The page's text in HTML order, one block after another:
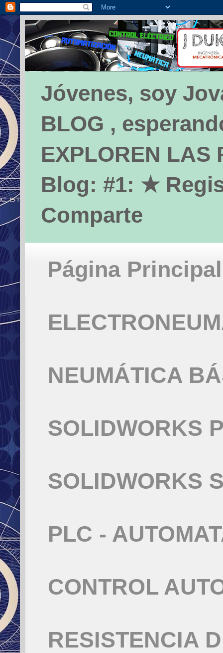
Jóvenes, soy
BLOG ,
EXPLOREN LAS
Blog: #1: ★
Comparte
Página Principal
NEUMÁTICA
SOLIDWORKS
SOLIDWORKS
PLC -
CONTROL
RESISTENCIA